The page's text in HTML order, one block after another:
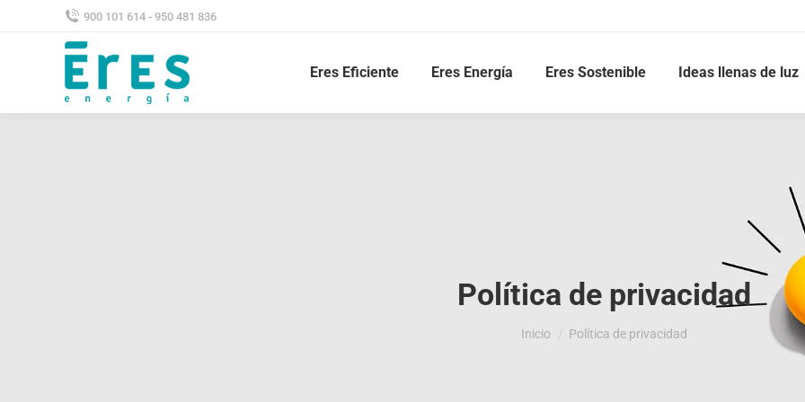
900 101 614 - 950 481 836
Eres Eficiente Eres Energía Eres Sostenible Ideas llenas de luz
Política de privacidad
Estás aquí:
Inicio Política de privacidad